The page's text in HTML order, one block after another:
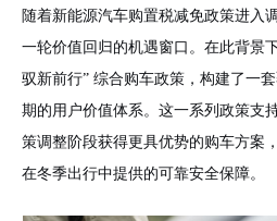
随着新能源汽车购置税减免政策进入
一轮价值回归的机遇窗口。在此背景
驭新前行” 综合购车政策，构建了一
期的用户价值体系。这一系列政策支
策调整阶段获得更具优势的购车方案
在冬季出行中提供的可靠安全保障。